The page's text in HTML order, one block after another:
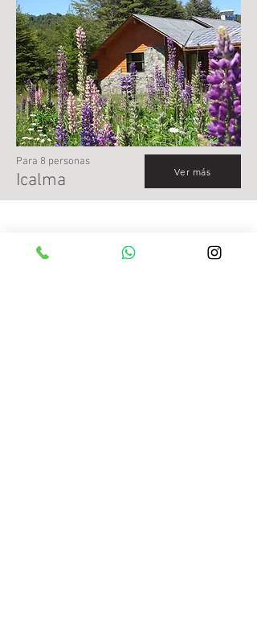
Para 8 personas
Icalma Ver más
El lugar